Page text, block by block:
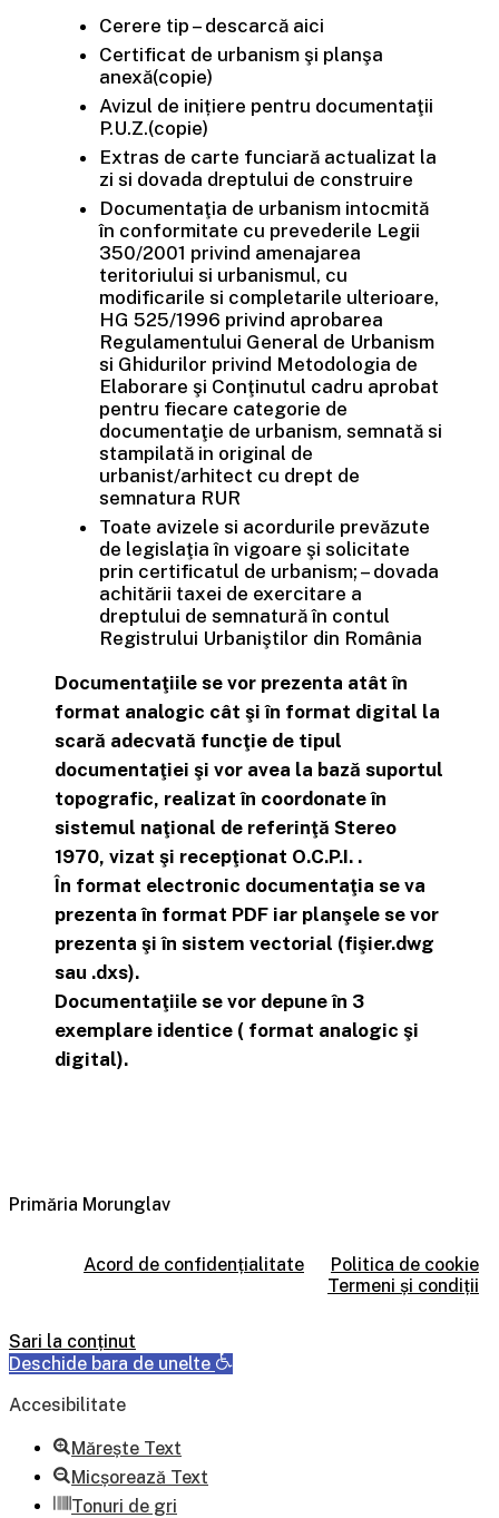
Cerere tip – descarcă aici
Certificat de urbanism şi planşa
anexă(copie)
Avizul de inițiere pentru documentaţii
P.U.Z.(copie)
Extras de carte funciară actualizat la
zi si dovada dreptului de construire
Documentaţia de urbanism intocmită
în conformitate cu prevederile Legii
350/2001 privind amenajarea
teritoriului si urbanismul, cu
modificarile si completarile ulterioare,
HG 525/1996 privind aprobarea
Regulamentului General de Urbanism
si Ghidurilor privind Metodologia de
Elaborare şi Conţinutul cadru aprobat
pentru fiecare categorie de
documentaţie de urbanism, semnată si
stampilată in original de
urbanist/arhitect cu drept de
semnatura RUR
Toate avizele si acordurile prevăzute
de legislaţia în vigoare şi solicitate
prin certificatul de urbanism; – dovada
achitării taxei de exercitare a
dreptului de semnatură în contul
Registrului Urbaniştilor din România
Documentaţiile se vor prezenta atât în
format analogic cât şi în format digital la
scară adecvată funcţie de tipul
documentaţiei şi vor avea la bază suportul
topografic, realizat în coordonate în
sistemul naţional de referinţă Stereo
1970, vizat şi recepţionat O.C.P.I. .
În format electronic documentaţia se va
prezenta în format PDF iar planşele se vor
prezenta şi în sistem vectorial (fişier.dwg
sau .dxs).
Documentaţiile se vor depune în 3
exemplare identice ( format analogic şi
digital).
Primăria Morunglav
Acord de confidențialitate
Politica de cookie
Termeni și condiții
Sari la conținut
Deschide bara de unelte
Accesibilitate
Mărește Text
Micșorează Text
Tonuri de gri